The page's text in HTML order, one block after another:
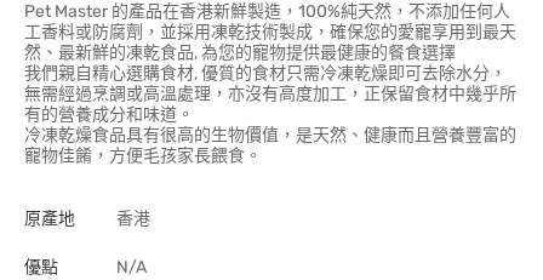
Pet Master 的產品在香港新鮮製造，100%純天然，不添加任何人
工香料或防腐劑，並採用凍乾技術製成，確保您的愛寵享用到最天
然、最新鮮的凍乾食品, 為您的寵物提供最健康的餐食選擇
我們親自精心選購食材, 優質的食材只需冷凍乾燥即可去除水分，
無需經過烹調或高溫處理，亦沒有高度加工，正保留食材中幾乎所
有的營養成分和味道。
冷凍乾燥食品具有很高的生物價值，是天然、健康而且營養豐富的
寵物佳餚，方便毛孩家長餵食。
原產地 香港
優點 N/A